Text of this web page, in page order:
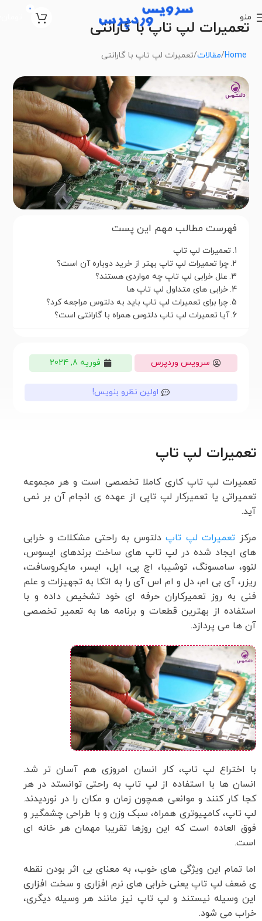
منو
0
تعمیرات لپ تاپ با گارانتی
Home مقالات تعمیرات لپ تاپ با گارانتی
فهرست مطالب مهم این پست
تعمیرات لپ تاپ
چرا تعمیرات لپ تاپ بهتر از خرید دوباره آن است؟
علل خرابی لپ تاپ چه مواردی هستند؟
خرابی های متداول لپ تاپ ها
چرا برای تعمیرات لپ تاپ باید به دلتوس مراجعه کرد؟
آیا تعمیرات لپ تاپ دلتوس همراه با گارانتی است؟
سرویس وردپرس فوریه 8, 2024
اولین نظرو بنویس!
تعمیرات لپ تاپ
تعمیرات لپ تاپ کاری کاملا تخصصی است و هر مجموعه
تعمیراتی یا تعمیرکار لپ تاپی از عهده ی انجام آن بر نمی
آید.
مرکز تعمیرات لپ تاپدلتوس به راحتی مشکلات و خرابی
های ایجاد شده در لپ تاپ های ساخت برندهای ایسوس،
لنوو، سامسونگ، توشیبا، اچ پی، اپل، ایسر، مایکروسافت،
ریزر، آی بی ام، دل و ام اس آی را به اتکا به تجهیزات و علم
فنی به روز تعمیرکاران حرفه ای خود تشخیص داده و با
استفاده از بهترین قطعات و برنامه ها به تعمیر تخصصی
آن ها می پردازد.
با اختراع لپ تاپ، کار انسان امروزی هم آسان تر شد.
انسان ها با استفاده از لپ تاپ به راحتی توانستد در هر
کجا کار کنند و موانعی همچون زمان و مکان را در نوردیدند.
لپ تاپ، کامپیوتری همراه، سبک وزن و با طراحی چشمگیر و
فوق العاده است که این روزها تقریبا مهمان هر خانه ای
است.
اما تمام این ویژگی های خوب، به معنای بی اثر بودن نقطه
ی ضعف لپ تاپ یعنی خرابی های نرم افزاری و سخت افزاری
این وسیله نیستند و لپ تاپ نیز مانند هر وسیله دیگری،
خراب می شود.